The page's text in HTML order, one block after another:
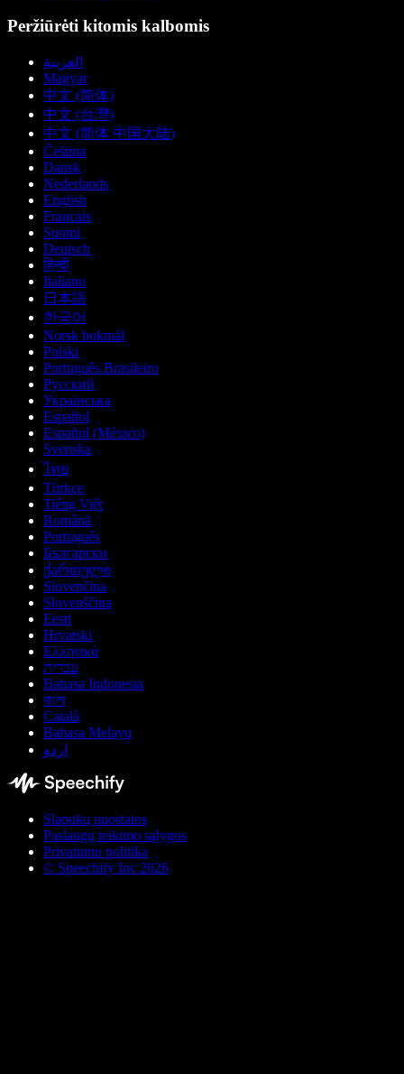
Peržiūrėti kitomis kalbomis
العربية
Magyar
中文 (简体)
中文 (台灣)
中文 (简体 中国大陆)
Čeština
Dansk
Nederlands
English
Français
Suomi
Deutsch
हिन्दी
Italiano
日本語
한국어
Norsk bokmål
Polski
Português Brasileiro
Русский
Українська
Español
Español (México)
Svenska
ไทย
Türkçe
Tiếng Việt
Română
Português
Български
ქართული
Slovenčina
Slovenščina
Eesti
Hrvatski
Ελληνικά
עברית
Bahasa Indonesia
বাংলা
Català
Bahasa Melayu
اردو
Slapukų nuostatos
Paslaugų teikimo sąlygos
Privatumo politika
© Speechify Inc 2026